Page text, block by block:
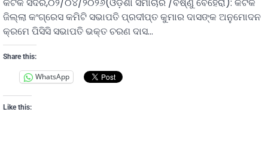
ଜିଲ୍ଲା କଂଗ୍ରେସ କମିଟି ସଭାପତି ପ୍ରଦୀପ୍ତ କୁମାର ଦାସଙ୍କ ଅନୁମୋଦନ
କ୍ରମେ ପିସିସି ସଭାପତି ଭକ୍ତ ଚରଣ ଦାସ…
Share this:
WhatsApp
Like this: